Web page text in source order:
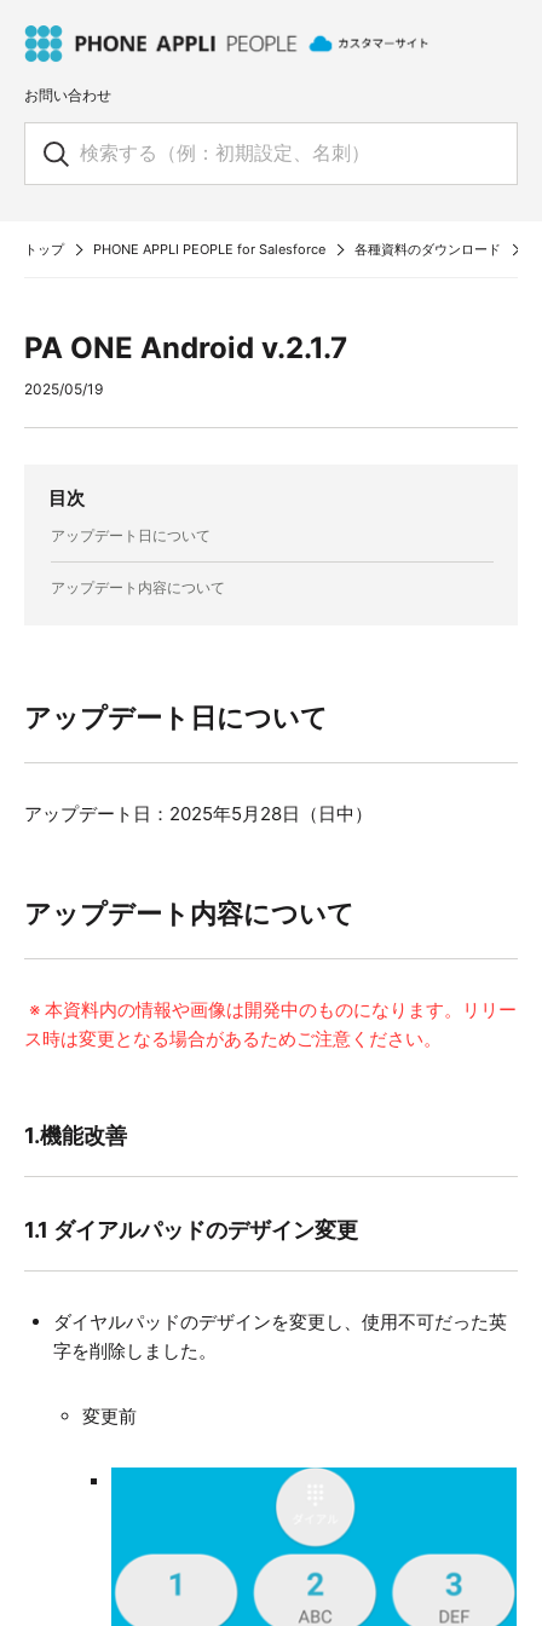
お問い合わせ
トップ PHONE APPLI PEOPLE for Salesforce 各種資料のダウンロード
PA ONE Android v.2.1.7
2025/05/19
目次
アップデート日について
アップデート内容について
アップデート日について
アップデート日：2025年5月28日（日中）
アップデート内容について
※ 本資料内の情報や画像は開発中のものになります。リリー
ス時は変更となる場合があるためご注意ください。
1.機能改善
1.1 ダイアルパッドのデザイン変更
ダイヤルパッドのデザインを変更し、使用不可だった英
字を削除しました。
変更前